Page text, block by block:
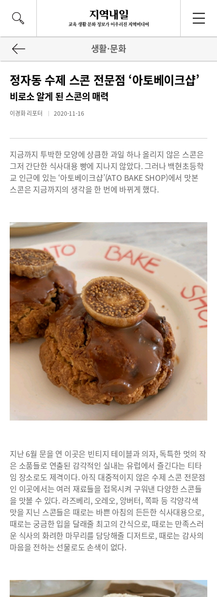
생활·문화
정자동 수제 스콘 전문점 ‘아토베이크샵’
비로소 알게 된 스콘의 매력
이경화 리포터 2020-11-16
지금까지 투박한 모양에 상큼한 과일 하나 올리지 않은 스콘은
그저 간단한 식사대용 빵에 지나지 않았다. 그러나 백현초등학
교 인근에 있는 ‘아토베이크샵’(ATO BAKE SHOP)에서 맛본
스콘은 지금까지의 생각을 한 번에 바뀌게 했다.
지난 6월 문을 연 이곳은 빈티지 테이블과 의자, 독특한 멋의 작
은 소품들로 연출된 감각적인 실내는 유럽에서 즐긴다는 티타
임 장소로도 제격이다. 아직 대중적이지 않은 수제 스콘 전문점
인 이곳에서는 여러 재료들을 접목시켜 구워낸 다양한 스콘들
을 맛볼 수 있다. 라즈베리, 오레오, 앙버터, 쪽파 등 각양각색
맛을 지닌 스콘들은 때로는 바쁜 아침의 든든한 식사대용으로,
때로는 궁금한 입을 달래줄 최고의 간식으로, 때로는 만족스러
운 식사의 화려한 마무리를 담당해줄 디저트로, 때로는 감사의
마음을 전하는 선물로도 손색이 없다.